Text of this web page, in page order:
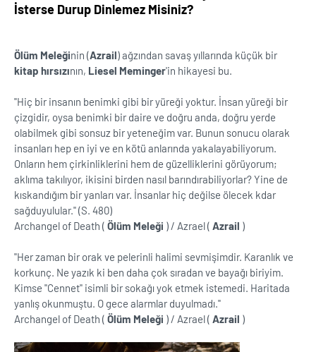
İsterse Durup Dinlemez Misiniz?
Ölüm Meleğinin (Azrail) ağzından savaş yıllarında küçük bir
kitap hırsızının, Liesel Meminger'in hikayesi bu.
''Hiç bir insanın benimki gibi bir yüreği yoktur. İnsan yüreği bir
çizgidir, oysa benimki bir daire ve doğru anda, doğru yerde
olabilmek gibi sonsuz bir yeteneğim var. Bunun sonucu olarak
insanları hep en iyi ve en kötü anlarında yakalayabiliyorum.
Onların hem çirkinliklerini hem de güzelliklerini görüyorum;
aklıma takılıyor, ikisini birden nasıl barındırabiliyorlar? Yine de
kıskandığım bir yanları var. İnsanlar hiç değilse ölecek kdar
sağduyulular.'' (S. 480)
Archangel of Death ( Ölüm Meleği ) / Azrael ( Azrail )
''Her zaman bir orak ve pelerinli halimi sevmişimdir. Karanlık ve
korkunç. Ne yazık ki ben daha çok sıradan ve bayağı biriyim.
Kimse ''Cennet'' isimli bir sokağı yok etmek istemedi. Haritada
yanlış okunmuştu. O gece alarmlar duyulmadı.''
Archangel of Death ( Ölüm Meleği ) / Azrael ( Azrail )